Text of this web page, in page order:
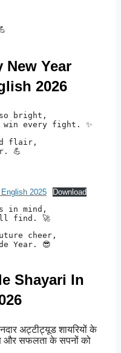
New Year
2026
bright,
every fight. ✨
flair,
💪
2025
Download
in mind,
find. 🚀
cheer,
Year. 😎
Shayari In
अट्टीट्यूड शायरियों के
और सफलता के सपनों को